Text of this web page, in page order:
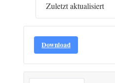
Zuletzt aktualisiert
Download